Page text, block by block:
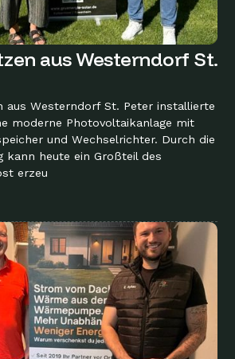
aus Westerndorf St.
aus Westerndorf St. Peter installierte
moderne Photovoltaikanlage mit
und Wechselrichter. Durch die
kann heute ein Großteil des
erzeu